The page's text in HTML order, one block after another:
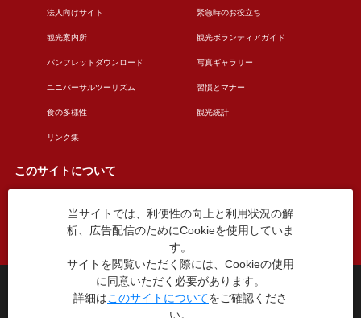
法人向けサイト 緊急時のお役立ち
観光案内所 観光ボランティアガイド
パンフレットダウンロード 写真ギャラリー
ユニバーサルツーリズム 習慣とマナー
食の多様性 観光統計
リンク集
このサイトについて
このサイトについて 広告掲載について
お問い合わせ
台東区役所観光課
〒110-8615 東京都台東区東上野4丁目5番6号
TEL：03-5246-1151
当サイトでは、利便性の向上と利用状況の解
析、広告配信のためにCookieを使用していま
す。
サイトを閲覧いただく際には、Cookieの使用
に同意いただく必要があります。
詳細はこのサイトについてをご確認くださ
い。